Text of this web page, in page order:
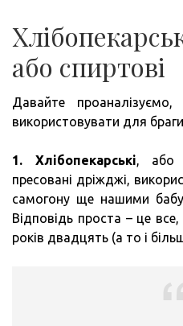
або спиртові
Давайте
використовувати для
1. Хлібопекарські, або
пресовані дріжджі,
самогону ще нашими
Відповідь проста – це
років двадцять (а то і